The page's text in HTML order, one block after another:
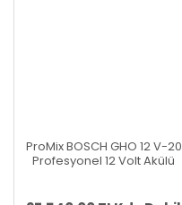
ProMix BOSCH GHO 12 V-20
Profesyonel 12 Volt Akülü